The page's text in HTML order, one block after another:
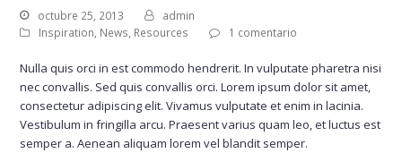
octubre 25, 2013
admin
Inspiration, News, Resources 1 comentario
Nulla quis orci in est commodo hendrerit. In vulputate pharetra nisi
nec convallis. Sed quis convallis orci. Lorem ipsum dolor sit amet,
consectetur adipiscing elit. Vivamus vulputate et enim in lacinia.
Vestibulum in fringilla arcu. Praesent varius quam leo, et luctus est
semper a. Aenean aliquam lorem vel blandit semper.